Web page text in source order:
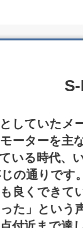
していたメ
ーターを主
いる時代、
の通りで
も良くでき
た」という